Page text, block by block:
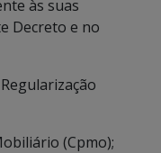
às suas
Decreto e no
(Cpmo);